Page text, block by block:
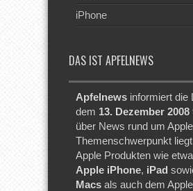
iPhone
DAS IST APFELNEWS
Apfelnews informiert die
dem 13. Dezember 2008
über News rund um
Themenschwerpunkt
Apple Produkten wie
Apple iPhone, iPad
Macs als auch dem